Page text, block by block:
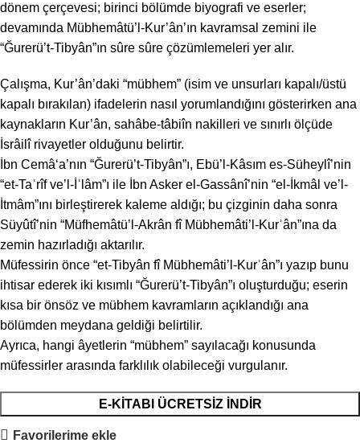
dönem çerçevesi; birinci bölümde biyografi ve eserler;
devamında Mübhemâtü’l-Kur’ân’ın kavramsal zemini ile
“Ğurerü’t-Tibyân”ın sûre sûre çözümlemeleri yer alır.
Çalışma, Kur’ân’daki “mübhem” (isim ve unsurları kapalı/üstü
kapalı bırakılan) ifadelerin nasıl yorumlandığını gösterirken ana
kaynakların Kur’ân, sahâbe-tâbiîn nakilleri ve sınırlı ölçüde
İsrâilî rivayetler olduğunu belirtir.
İbn Cemâ‘a’nın “Ğurerü’t-Tibyân”ı, Ebü’l-Kâsım es-Süheylî’nin
“et-Taʿrîf ve’l-İʿlâm”ı ile İbn Asker el-Gassânî’nin “el-İkmâl ve’l-
İtmâm”ını birleştirerek kaleme aldığı; bu çizginin daha sonra
Süyûtî’nin “Müfhemâtü’l-Akrân fî Mübhemâti’l-Kurʾân”ına da
zemin hazırladığı aktarılır.
Müfessirin önce “et-Tibyân fî Mübhemâti’l-Kurʾân”ı yazıp bunu
ihtisar ederek iki kısımlı “Ğurerü’t-Tibyân”ı oluşturduğu; eserin
kısa bir önsöz ve mübhem kavramların açıklandığı ana
bölümden meydana geldiği belirtilir.
Ayrıca, hangi âyetlerin “mübhem” sayılacağı konusunda
müfessirler arasında farklılık olabileceği vurgulanır.
E-KITABI ÜCRETSIZ İNDIR
Favorilerime ekle